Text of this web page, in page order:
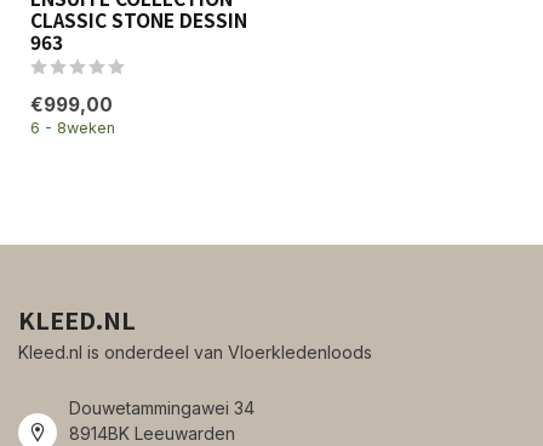
CLASSIC STONE DESSIN
963
€999,00
6 - 8weken
KLEED.NL
Kleed.nl is onderdeel van Vloerkledenloods
Douwetammingawei 34
8914BK Leeuwarden